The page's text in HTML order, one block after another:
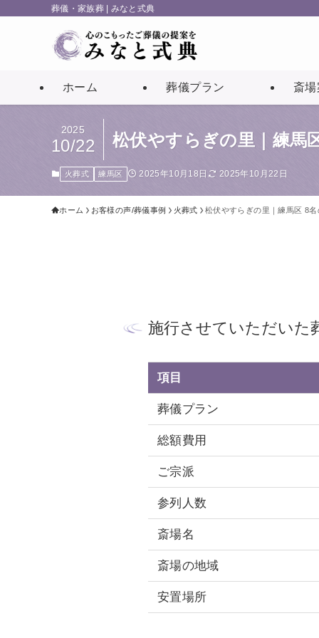
葬儀・家族葬 | みなと式典
ホーム 葬儀プラン 斎
松伏やすらぎの里｜練馬
2025
10/22
火葬式 練馬区 2025年10月18日 2025年10月22日
ホーム お客様の声/葬儀事例 火葬式 松伏やすらぎの里｜練馬区 8
施行させていただいた
項目
葬儀プラン
総額費用
ご宗派
参列人数
斎場名
斎場の地域
安置場所